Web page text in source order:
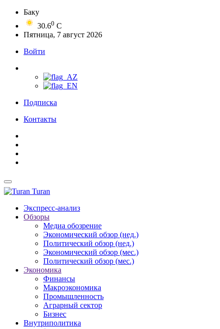
Баку
30.60 C
Пятница, 7 август 2026
Войти
Подписка
Контакты
Turan
Экспресс-анализ
Обзоры
Медиа обозрение
Экономический обзор (нед.)
Политический обзор (нед.)
Экономический обзор (мес.)
Политический обзор (мес.)
Экономика
Финансы
Макроэкономика
Промышленность
Аграрный сектор
Бизнес
Внутриполитика